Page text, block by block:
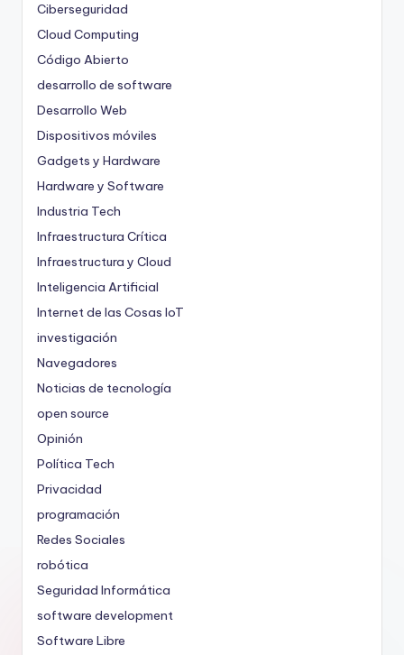
Ciberseguridad
Cloud Computing
Código Abierto
desarrollo de software
Desarrollo Web
Dispositivos móviles
Gadgets y Hardware
Hardware y Software
Industria Tech
Infraestructura Crítica
Infraestructura y Cloud
Inteligencia Artificial
Internet de las Cosas IoT
investigación
Navegadores
Noticias de tecnología
open source
Opinión
Política Tech
Privacidad
programación
Redes Sociales
robótica
Seguridad Informática
software development
Software Libre